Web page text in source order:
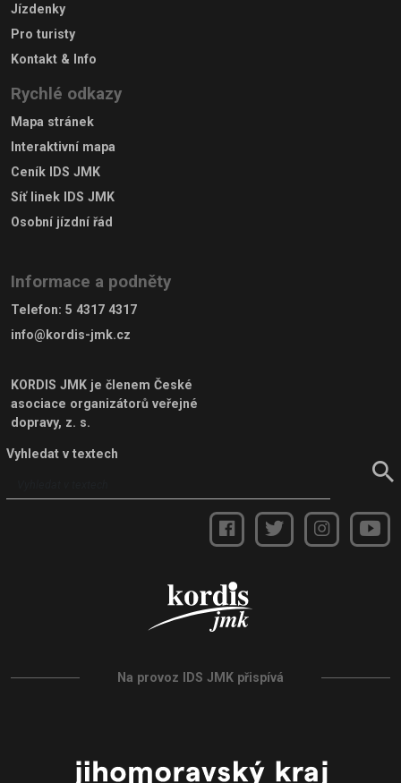
Jízdenky
Pro turisty
Kontakt & Info
Rychlé odkazy
Mapa stránek
Interaktivní mapa
Ceník IDS JMK
Síť linek IDS JMK
Osobní jízdní řád
Informace a podněty
Telefon: 5 4317 4317
info@kordis-jmk.cz
KORDIS JMK je členem České
asociace organizátorů veřejné
dopravy, z. s.
Vyhledat v textech
Na provoz IDS JMK přispívá